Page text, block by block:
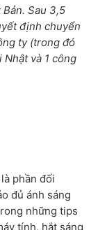
Sau 3,5
định chuyển
ty (trong đó
Nhật và 1 công
phần đối
đủ ánh sáng
những tips
tính, hắt sáng